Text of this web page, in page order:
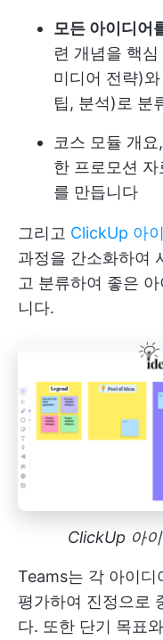
모든 아이디어
련 개념을 핵
미디어 전략)
팁, 분석)로 분
코스 모듈 개
한 프로모션
를 만듭니다
그리고 ClickUp 아
과정을 간소화하여
고 분류하여 좋은
니다.
ClickUp 아
Teams는 각 아이디
평가하여 진정으로
다. 또한 단기 목표